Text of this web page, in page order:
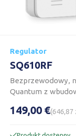
Regulator
SQ610RF
Bezprzewodowy,
Quantum z
149,00 €(646,87